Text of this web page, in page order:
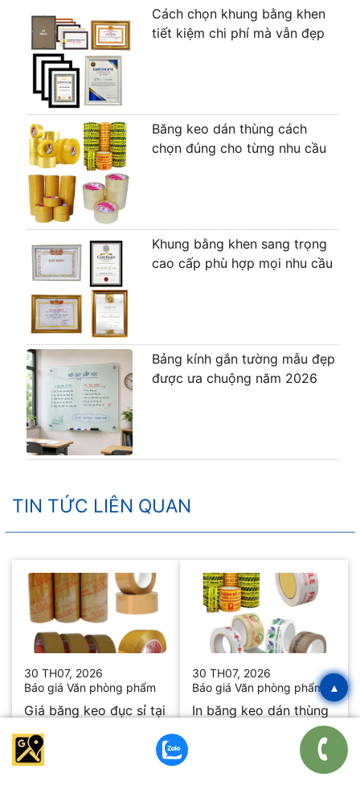
Cách chọn khung bằng khen
tiết kiệm chi phí mà vẫn đẹp
Băng keo dán thùng cách
chọn đúng cho từng nhu cầu
Khung bằng khen sang trọng
cao cấp phù hợp mọi nhu cầu
Bảng kính gắn tường mẫu đẹp
được ưa chuộng năm 2026
TIN TỨC LIÊN QUAN
30 TH07, 2026
Báo giá Văn phòng phẩm
Giá băng keo đục sỉ tại
2026
Xem thêm
30 TH07, 2026
Báo giá Văn phòng phẩm
In băng keo dán thùng
▴